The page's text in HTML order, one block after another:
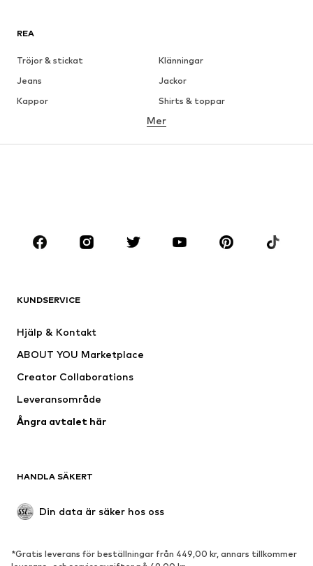
REA
Tröjor & stickat
Klänningar
Jeans
Jackor
Kappor
Shirts & toppar
Underkläder
Kjolar
Blusar & tunikor
Premium
Nytt
Underkläder
Kappor
Badkläder
Upcycling
Populärt
Mer
KUNDSERVICE
Hjälp & Kontakt
ABOUT YOU Marketplace
Creator Collaborations
Leveransområde
Ångra avtalet här
HANDLA SÄKERT
Din data är säker hos oss
*Gratis leverans för beställningar från 449,00 kr, annars tillkommer